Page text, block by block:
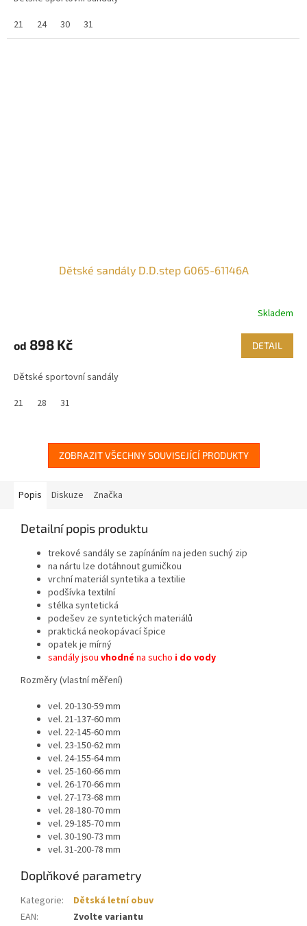
21
24 30 31
Dětské sandály D.D.step G065-61146A
Skladem
od 898 Kč DETAIL
Dětské sportovní sandály
21
28 31
ZOBRAZIT VŠECHNY SOUVISEJÍCÍ PRODUKTY
Popis Diskuze Značka
Detailní popis produktu
trekové sandály se zapínáním na jeden suchý zip
na nártu lze dotáhnout gumičkou
vrchní materiál syntetika a textilie
podšívka textilní
stélka syntetická
podešev ze syntetických materiálů
praktická neokopávací špice
opatek je mírný
sandály jsou vhodné na sucho i do vody
Rozměry (vlastní měření)
vel. 20-130-59 mm
vel. 21-137-60 mm
vel. 22-145-60 mm
vel. 23-150-62 mm
vel. 24-155-64 mm
vel. 25-160-66 mm
vel. 26-170-66 mm
vel. 27-173-68 mm
vel. 28-180-70 mm
vel. 29-185-70 mm
vel. 30-190-73 mm
vel. 31-200-78 mm
Doplňkové parametry
Kategorie:
Dětská letní obuv
EAN:
Zvolte variantu